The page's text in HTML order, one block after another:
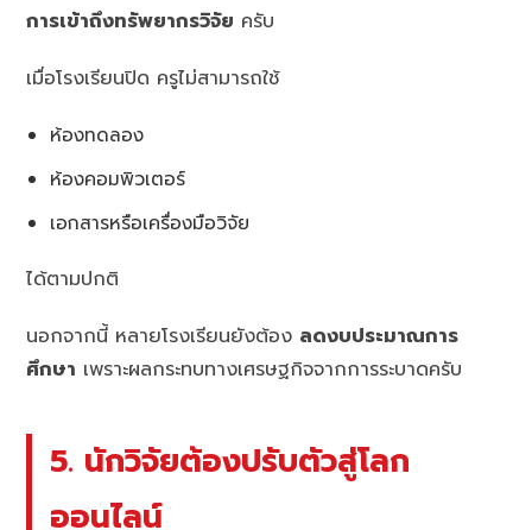
การเข้าถึงทรัพยากรวิจัย ครับ
เมื่อโรงเรียนปิด ครูไม่สามารถใช้
ห้องทดลอง
ห้องคอมพิวเตอร์
เอกสารหรือเครื่องมือวิจัย
ได้ตามปกติ
นอกจากนี้ หลายโรงเรียนยังต้อง ลดงบประมาณการ
ศึกษา เพราะผลกระทบทางเศรษฐกิจจากการระบาดครับ
5. นักวิจัยต้องปรับตัวสู่โลก
ออนไลน์